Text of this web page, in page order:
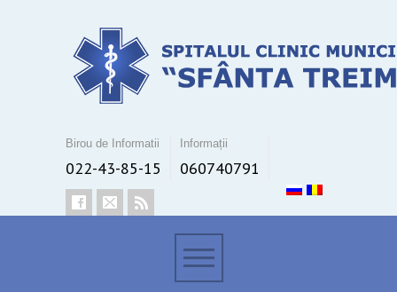
Birou de Informatii
022-43-85-15
Informații
060740791